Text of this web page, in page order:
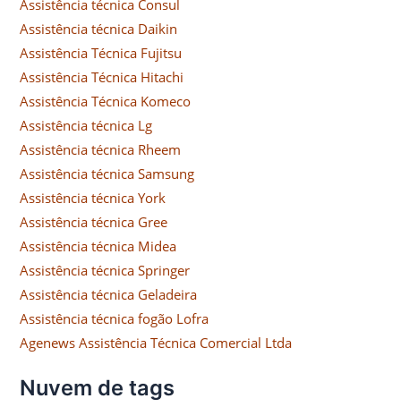
Assistência técnica Consul
Assistência técnica Daikin
Assistência Técnica Fujitsu
Assistência Técnica Hitachi
Assistência Técnica Komeco
Assistência técnica Lg
Assistência técnica Rheem
Assistência técnica Samsung
Assistência técnica York
Assistência técnica Gree
Assistência técnica Midea
Assistência técnica Springer
Assistência técnica Geladeira
Assistência técnica fogão Lofra
Agenews Assistência Técnica Comercial Ltda
Nuvem de tags